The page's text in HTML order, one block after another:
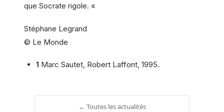
que Socrate rigole. «
Stéphane Legrand
© Le Monde
1 Marc Sautet, Robert Laffont, 1995.
← Toutes les actualités